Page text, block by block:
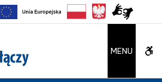
W
C
MENU